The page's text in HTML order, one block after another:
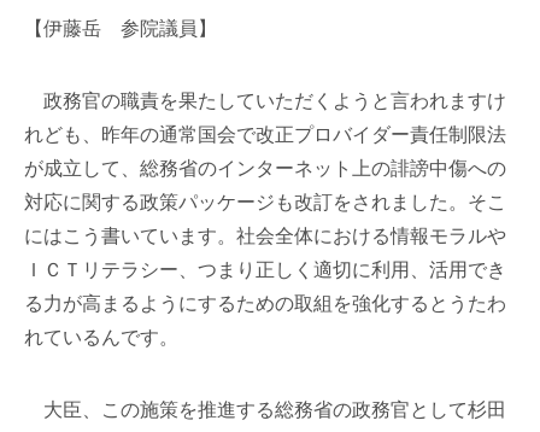
【伊藤岳 参院議員】
政務官の職責を果たしていただくようと言われますけ
れども、昨年の通常国会で改正プロバイダー責任制限法
が成立して、総務省のインターネット上の誹謗中傷への
対応に関する政策パッケージも改訂をされました。そこ
にはこう書いています。社会全体における情報モラルや
ＩＣＴリテラシー、つまり正しく適切に利用、活用でき
る力が高まるようにするための取組を強化するとうたわ
れているんです。
大臣、この施策を推進する総務省の政務官として杉田